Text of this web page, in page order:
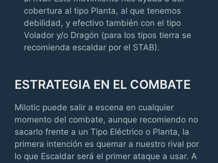
cobertura al tipo Planta, al que tenemos
debilidad, y efectivo también con el tipo
Volador y/o Dragón (para los tipos tierra se
recomienda escaldar por el STAB).
ESTRATEGIA EN EL COMBATE
Milotic puede salir a escena en cualquier
momento del combate, aunque recomiendo no
sacarlo frente a un Tipo Eléctrico o Planta, la
primera intención es quemar a nuestro rival por
lo que Escaldar será el primer ataque a usar. A